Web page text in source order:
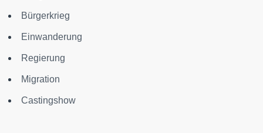
Bürgerkrieg
Einwanderung
Regierung
Migration
Castingshow